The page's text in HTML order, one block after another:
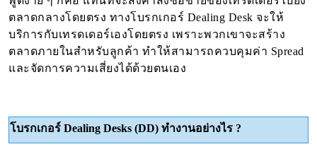
ตลาดกลางโดยตรง ทางโบรกเกอร์ Dealing Desk จะให้
บริการกับเทรดเดอร์เองโดยตรง เพราะพวกเขาจะสร้าง
ตลาดภายในสำหรับลูกค้า ทำให้สามารถควบคุมค่า Spread
และจัดการความเสี่ยงได้ด้วยตนเอง
โบรกเกอร์ Dealing Desks (DD) ทำงานอย่างไร ?